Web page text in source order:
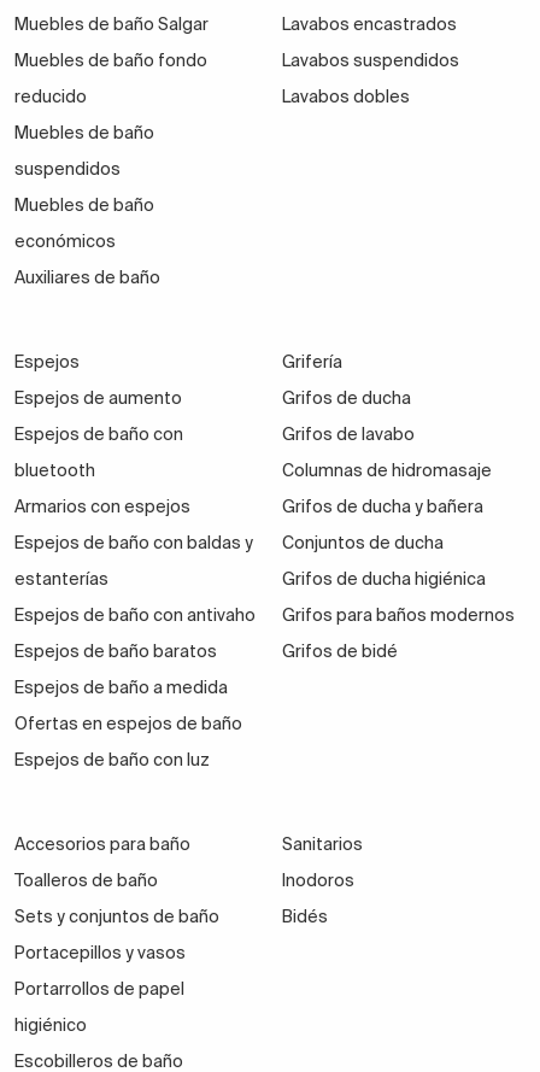
Muebles de baño Salgar
Muebles de baño fondo
reducido
Muebles de baño
suspendidos
Muebles de baño
económicos
Auxiliares de baño
Lavabos encastrados
Lavabos suspendidos
Lavabos dobles
Espejos
Espejos de aumento
Espejos de baño con
bluetooth
Armarios con espejos
Espejos de baño con baldas y
estanterías
Espejos de baño con antivaho
Espejos de baño baratos
Espejos de baño a medida
Ofertas en espejos de baño
Espejos de baño con luz
Grifería
Grifos de ducha
Grifos de lavabo
Columnas de hidromasaje
Grifos de ducha y bañera
Conjuntos de ducha
Grifos de ducha higiénica
Grifos para baños modernos
Grifos de bidé
Accesorios para baño
Toalleros de baño
Sets y conjuntos de baño
Portacepillos y vasos
Portarrollos de papel
higiénico
Escobilleros de baño
Sanitarios
Inodoros
Bidés